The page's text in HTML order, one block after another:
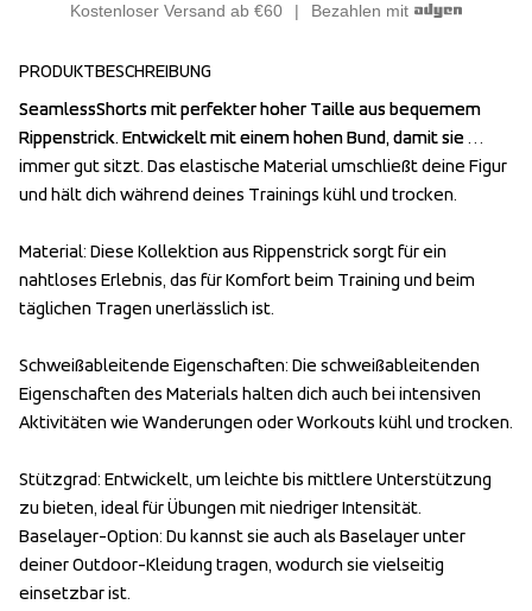
Kostenloser Versand ab €60 Bezahlen mit
PRODUKTBESCHREIBUNG
SeamlessShorts mit perfekter hoher Taille aus bequemem
Rippenstrick. Entwickelt mit einem hohen Bund, damit sie
immer gut sitzt. Das elastische Material umschließt deine Figur
und hält dich während deines Trainings kühl und trocken.
Material: Diese Kollektion aus Rippenstrick sorgt für ein
nahtloses Erlebnis, das für Komfort beim Training und beim
täglichen Tragen unerlässlich ist.
Schweißableitende Eigenschaften: Die schweißableitenden
Eigenschaften des Materials halten dich auch bei intensiven
Aktivitäten wie Wanderungen oder Workouts kühl und trocken.
Stützgrad: Entwickelt, um leichte bis mittlere Unterstützung
zu bieten, ideal für Übungen mit niedriger Intensität.
Baselayer-Option: Du kannst sie auch als Baselayer unter
deiner Outdoor-Kleidung tragen, wodurch sie vielseitig
einsetzbar ist.
SeamlessShorts mit perfekter hoher Taille aus bequemem
Rippenstrick. Entwickelt mit einem hohen Bund, damit sie
immer gut sitzt. Das elastische Material umschließt deine Figur
und hält dich während deines Trainings kühl und trocken.
Material: Diese Kollektion aus Rippenstrick sorgt für ein
nahtloses Erlebnis, das für Komfort beim Training und beim
täglichen Tragen unerlässlich ist.
Schweißableitende Eigenschaften: Die schweißableitenden
Eigenschaften des Materials halten dich auch bei intensiven
Aktivitäten wie Wanderungen oder Workouts kühl und trocken.
Stützgrad: Entwickelt, um leichte bis mittlere Unterstützung
zu bieten, ideal für Übungen mit niedriger Intensität.
Baselayer-Option: Du kannst sie auch als Baselayer unter
deiner Outdoor-Kleidung tragen, wodurch sie vielseitig
einsetzbar ist.